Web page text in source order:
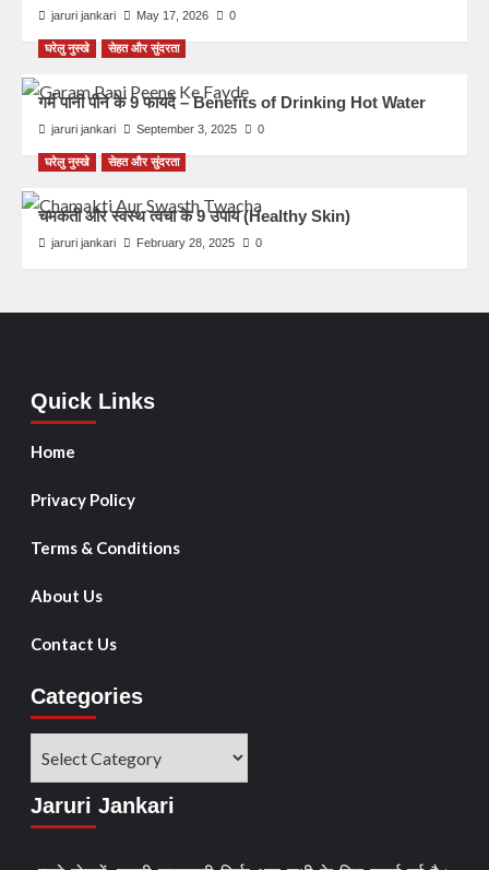
jaruri jankari May 17, 2026 0
घरेलु नुस्खे सेहत और सुंदरता
गर्म पानी पीने के 9 फायदे – Benefits of Drinking Hot Water
jaruri jankari September 3, 2025 0
घरेलु नुस्खे सेहत और सुंदरता
चमकती और स्वस्थ त्वचा के 9 उपाय (Healthy Skin)
jaruri jankari February 28, 2025 0
Quick Links
Home
Privacy Policy
Terms & Conditions
About Us
Contact Us
Categories
Jaruri Jankari